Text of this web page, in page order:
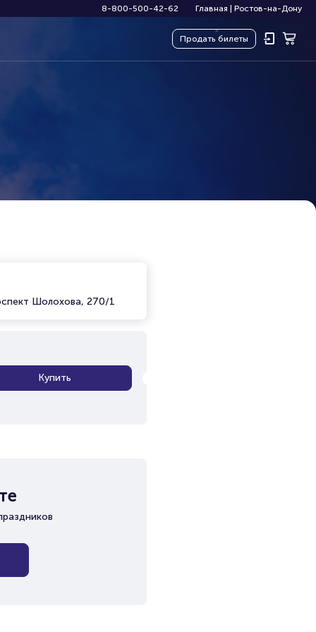
8-800-500-42-62 Главная Ростов-на-Дону
Продать билеты
Шолохова, 270/1
Купить